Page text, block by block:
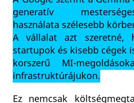
generatív
használata szélesebb
A vállalat azt szeretné,
startupok és kisebb cégek
korszerű MI-
infrastruktúrájukon.
Ez nemcsak